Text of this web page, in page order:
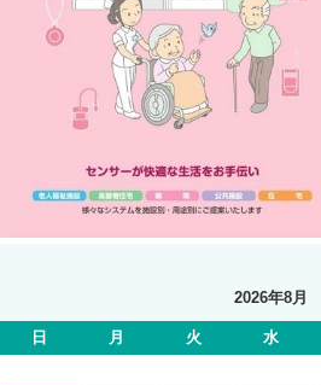
2026年8月
日 月 火 水